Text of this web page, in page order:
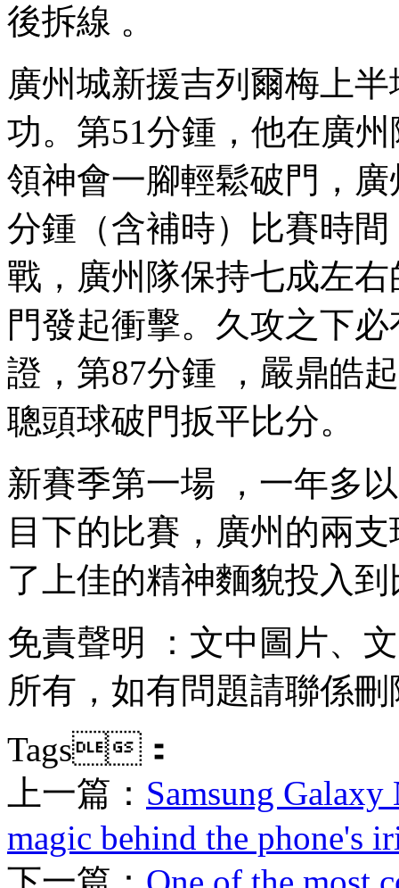
後拆線 。
廣州城新援吉列爾梅上半
功。第51分鍾，他在
領神會一腳輕鬆破門 ，
分鍾（含補時）比賽時間
戰，廣州隊保持七成左
門發起衝擊。久攻之
證，第87分鍾  ，嚴鼎
聰頭球破門扳平比分。
新賽季第一場 ，一年
目下的比賽，廣州的兩
了上佳的精神麵貌投入到
免責聲明 ：文中圖片
所有，如有問題請聯係刪
Tags：
上一篇： Samsung Galaxy
magic behind the phone's